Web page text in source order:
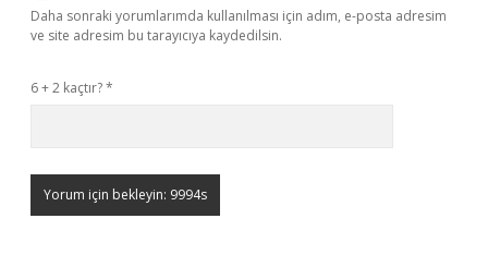
Daha sonraki yorumlarımda kullanılması için adım, e-posta adresim
ve site adresim bu tarayıcıya kaydedilsin.
6 + 2 kaçtır?*